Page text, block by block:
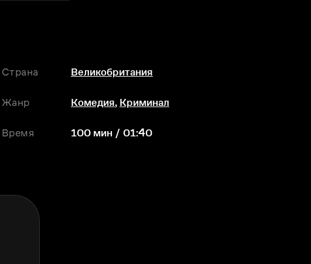
Страна Великобритания
Жанр Комедия, Криминал
Время 100 мин / 01:40